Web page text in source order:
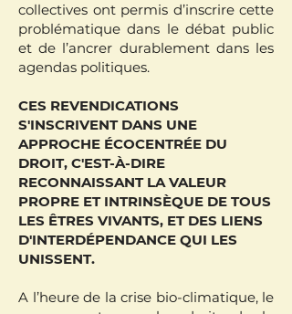
collectives ont permis d’inscrire cette
problématique dans le débat public
et de l’ancrer durablement dans les
agendas politiques.
CES REVENDICATIONS
S'INSCRIVENT DANS UNE
APPROCHE ÉCOCENTRÉE DU
DROIT, C'EST-À-DIRE
RECONNAISSANT LA VALEUR
PROPRE ET INTRINSÈQUE DE TOUS
LES ÊTRES VIVANTS, ET DES LIENS
D'INTERDÉPENDANCE QUI LES
UNISSENT.
A l’heure de la crise bio-climatique, le